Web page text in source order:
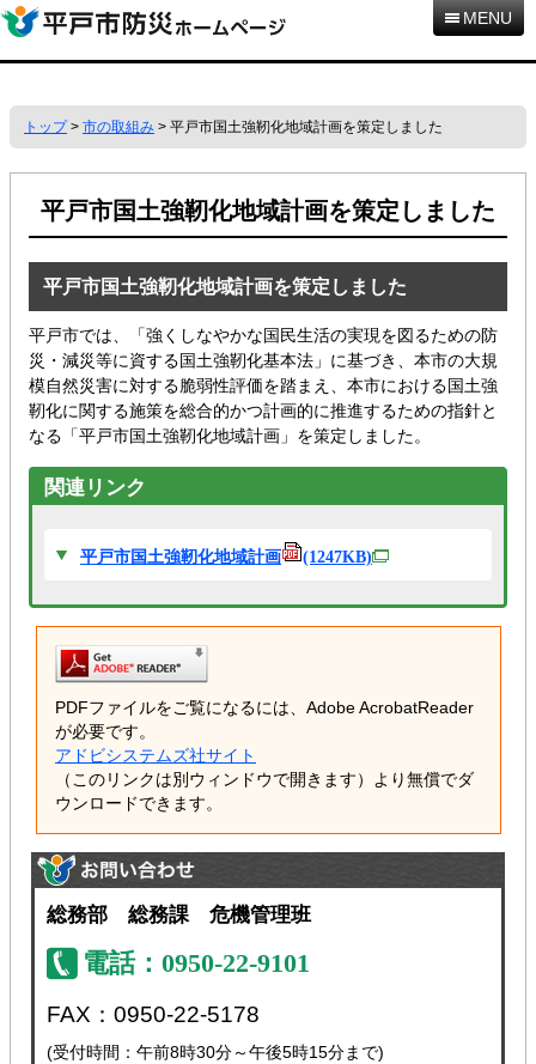
本
文
へ
動
MENU
トップ> 市の取組み > 平戸市国土強靭化地域計画を策定しました
平戸市国土強靭化地域計画を策定しました
平戸市国土強靭化地域計画を策定しました
平戸市では、「強くしなやかな国民生活の実現を図るための防
災・減災等に資する国土強靭化基本法」に基づき、本市の大規
模自然災害に対する脆弱性評価を踏まえ、本市における国土強
靭化に関する施策を総合的かつ計画的に推進するための指針と
なる「平戸市国土強靭化地域計画」を策定しました。
関連リンク
平戸市国土強靭化地域計画 (1247KB)
PDFファイルをご覧になるには、Adobe AcrobatReader
が必要です。
アドビシステムズ社サイト
（このリンクは別ウィンドウで開きます）より無償でダ
ウンロードできます。
総務部 総務課 危機管理班
電話：0950-22-9101
FAX：0950-22-5178
(受付時間：午前8時30分～午後5時15分まで)